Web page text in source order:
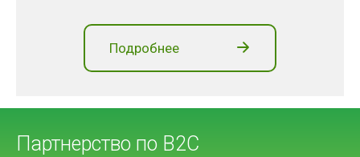
Подробнее
Партнерство по В2С